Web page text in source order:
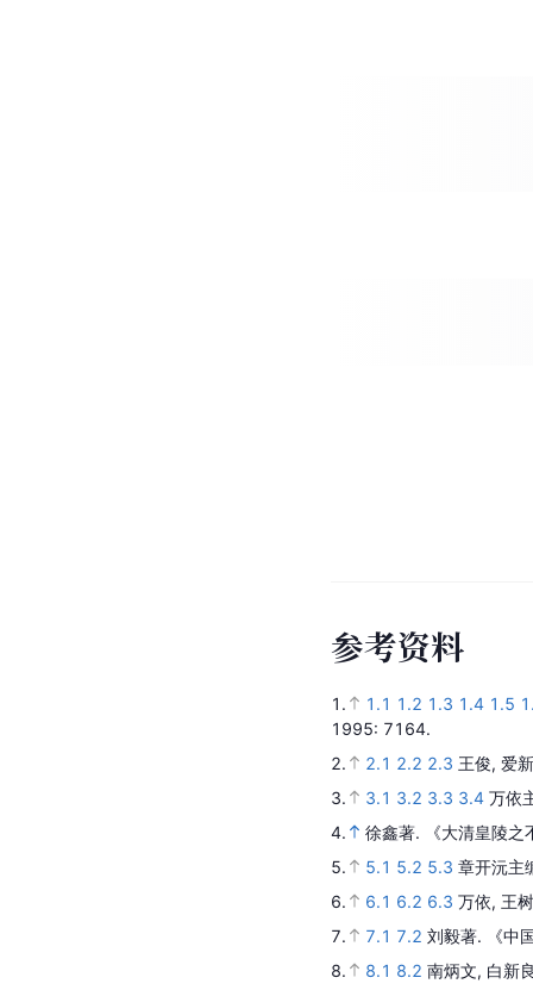
参考资料
1. 1.1 1.2 1.3 1.4 1.5
1995: 7164.
2.
2.1 2.2 2.3 王俊, 爱
3.
3.1 3.2 3.3 3.4 万依
4.
徐鑫著.
《大清皇陵
5.
5.1 5.2 5.3 章开沅主
6.
6.1 6.2 6.3 万依, 王
7.
7.1 7.2 刘毅著.
《中
8.
8.1 8.2 南炳文, 白新